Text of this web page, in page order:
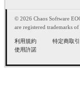
© 2026 Chaos Software
are registered trademarks
利用規約 特定商取
使用許諾